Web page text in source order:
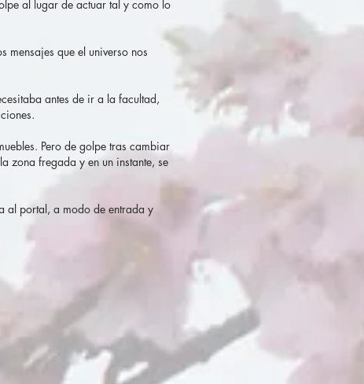
al lugar de actuar tal y como lo
mensajes que el universo nos
antes de ir a la facultad,
Pero de golpe tras cambiar
zona fregada y en un instante, se
al portal, a modo de entrada y